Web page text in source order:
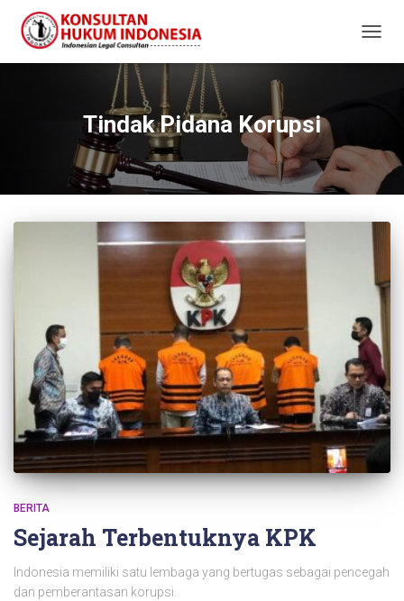
Tindak Pidana Korupsi
BERITA
Sejarah Terbentuknya KPK
Indonesia memiliki satu lembaga yang bertugas sebagai pencegah
dan pemberantasan korupsi.